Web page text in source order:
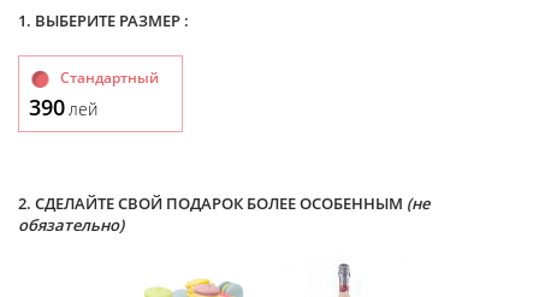
1. ВЫБЕРИТЕ РАЗМЕР :
Стандартный
390лей
2. СДЕЛАЙТЕ СВОЙ ПОДАРОК БОЛЕЕ ОСОБЕННЫМ (не
обязательно)